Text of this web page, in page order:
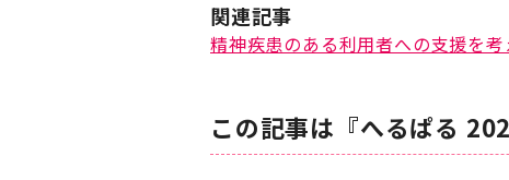
関連記事
精神疾患のある利用者への支援を
この記事は『へるぱる